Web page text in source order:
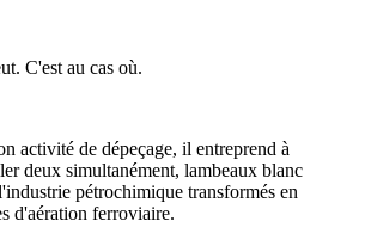
C'est au cas où.
activité de dépeçage, il entreprend à
deux simultanément, lambeaux blanc
pétrochimique transformés en
d'aération ferroviaire.